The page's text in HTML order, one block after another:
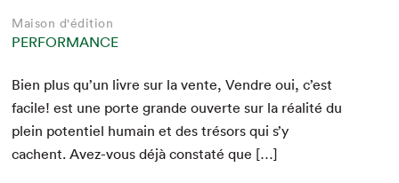
Maison d'édition
PERFORMANCE
Bien plus qu’un livre sur la vente, Ven­dre oui, c’est
facile! est une porte grande ouverte sur la réal­ité du
plein poten­tiel humain et des tré­sors qui s’y
cachent. Avez-vous déjà con­staté que […]